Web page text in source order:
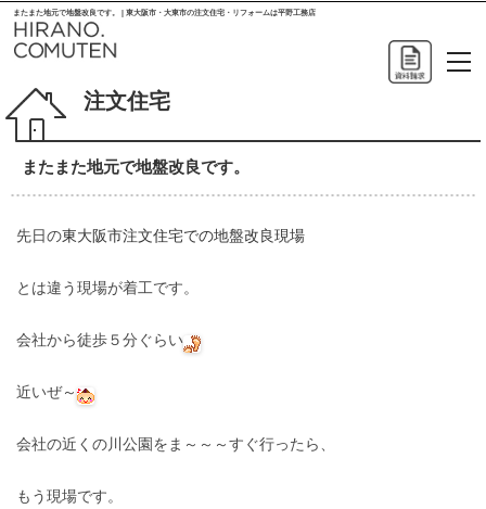
またまた地元で地盤改良です。 | 東大阪市・大東市の注文住宅・リフォームは平野工務店
注文住宅
またまた地元で地盤改良です。
先日の東大阪市注文住宅での地盤改良現場
とは違う現場が着工です。
会社から徒歩５分ぐらい
近いぜ～
会社の近くの川公園をま～～～すぐ行ったら、
もう現場です。